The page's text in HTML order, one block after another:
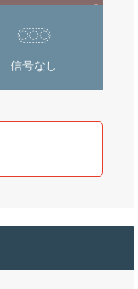
信号なし